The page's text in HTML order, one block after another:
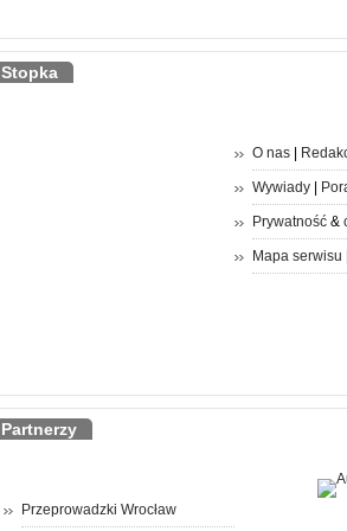
Stopka
O nas|
Wywiady|
Prywatność&
Mapa serwisu
Partnerzy
Przeprowadzki Wrocław